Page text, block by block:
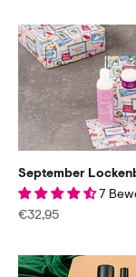
September
7
Angebot
€32,95